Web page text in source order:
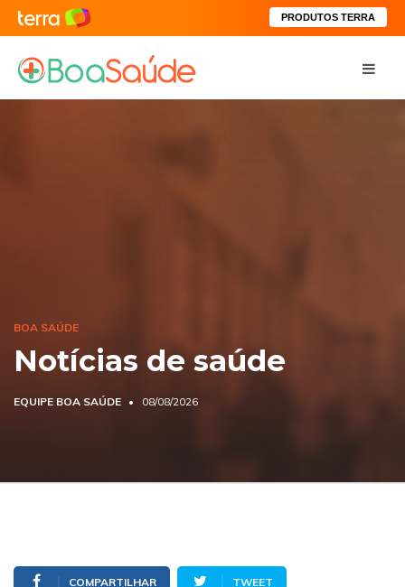
PRODUTOS TERRA
BOA SAÚDE
Notícias de saúde
EQUIPE BOA SAÚDE 08/08/2026
COMPARTILHAR TWEET